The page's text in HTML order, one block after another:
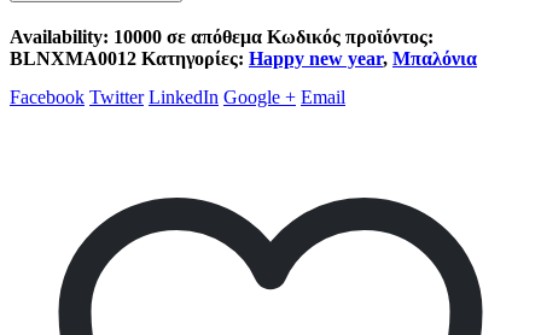
Availability: 10000 σε απόθεμα Κωδικός προϊόντος:
BLNXMA0012 Κατηγορίες: Happy new year, Μπαλόνια
Facebook Twitter LinkedIn Google + Email